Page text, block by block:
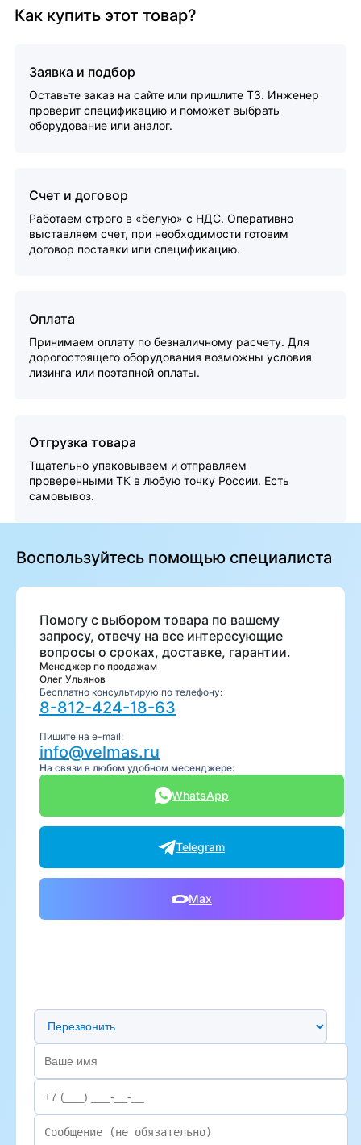
Как купить этот товар?
Заявка и подбор
Оставьте заказ на сайте или пришлите ТЗ. Инженер
проверит спецификацию и поможет выбрать
оборудование или аналог.
Счет и договор
Работаем строго в «белую» с НДС. Оперативно
выставляем счет, при необходимости готовим
договор поставки или спецификацию.
Оплата
Принимаем оплату по безналичному расчету. Для
дорогостоящего оборудования возможны условия
лизинга или поэтапной оплаты.
Отгрузка товара
Тщательно упаковываем и отправляем
проверенными ТК в любую точку России. Есть
самовывоз.
Воспользуйтесь помощью специалиста
Помогу с выбором товара по вашему
запросу, отвечу на все интересующие
вопросы о сроках, доставке, гарантии.
Менеджер по продажам
Олег Ульянов
Бесплатно консультирую по телефону:
8-812-424-18-63
Пишите на e-mail:
info@velmas.ru
На связи в любом удобном месенджере:
WhatsApp
Telegram
Max
Предпочтительный способ связи